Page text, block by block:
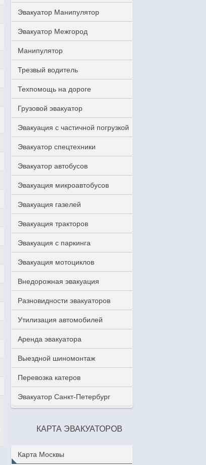
Эвакуатор Манипулятор
Эвакуатор Межгород
Манипулятор
Трезвый водитель
Техпомощь на дороге
Грузовой эвакуатор
Эвакуация с частичной погрузкой
Эвакуатор спецтехники
Эвакуатор автобусов
Эвакуация микроавтобусов
Эвакуация газелей
Эвакуация тракторов
Эвакуация с паркинга
Эвакуация мотоциклов
Внедорожная эвакуация
Разновидности эвакуаторов
Утилизация автомобилей
Аренда эвакуатора
Выездной шиномонтаж
Перевозка катеров
Эвакуатор Санкт-Петербург
КАРТА ЭВАКУАТОРОВ
Карта Москвы